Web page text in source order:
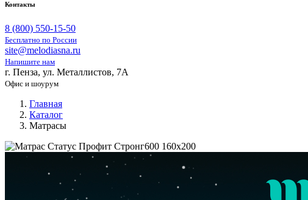
Контакты
8 (800) 550-15-50
Бесплатно по России
site@melodiasna.ru
Напишите нам
г. Пенза, ул. Металлистов, 7А
Офис и шоурум
Главная
Каталог
Матрасы